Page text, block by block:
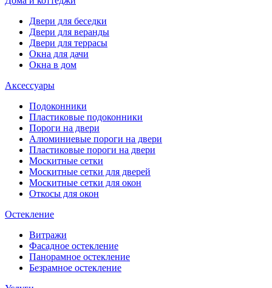
Двери для беседки
Двери для веранды
Двери для террасы
Окна для дачи
Окна в дом
Аксессуары
Подоконники
Пластиковые подоконники
Пороги на двери
Алюминиевые пороги на двери
Пластиковые пороги на двери
Москитные сетки
Москитные сетки для дверей
Москитные сетки для окон
Откосы для окон
Остекление
Витражи
Фасадное остекление
Панорамное остекление
Безрамное остекление